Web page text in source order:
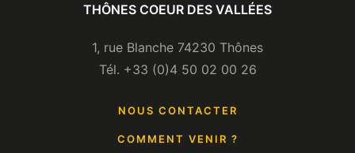
THÔNES COEUR DES VALLÉES
1, rue Blanche 74230 Thônes
Tél. +33 (0)4 50 02 00 26
NOUS CONTACTER
COMMENT VENIR ?